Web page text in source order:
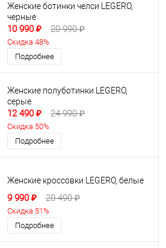
Женские ботинки челси LEGERO,
черные
10 990 ₽ 20 990 ₽
Скидка 48%
Подробнее
Женские полуботинки LEGERO,
серые
12 490 ₽ 24 990 ₽
Скидка 50%
Подробнее
Женские кроссовки LEGERO, белые
9 990 ₽ 20 490 ₽
Скидка 51%
Подробнее